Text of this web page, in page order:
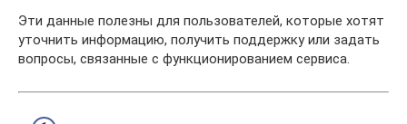
Эти данные полезны для пользователей, которые хотят
уточнить информацию, получить поддержку или задать
вопросы, связанные с функционированием сервиса.